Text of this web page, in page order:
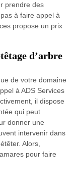
prendre des
à faire appel à
propose un prix
d’arbre
de votre domaine
à ADS Services
il dispose
qui peut
donner une
intervenir dans
Alors,
pour faire